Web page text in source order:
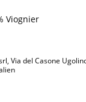
Viognier
Via del Casone